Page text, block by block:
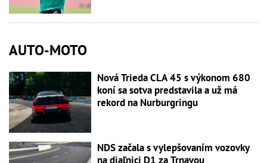
AUTO-MOTO
Nová Trieda CLA 45 s výkonom 680
koní sa sotva predstavila a už má
rekord na Nurburgringu
NDS začala s vylepšovaním vozovky
na diaľnici D1 za Trnavou